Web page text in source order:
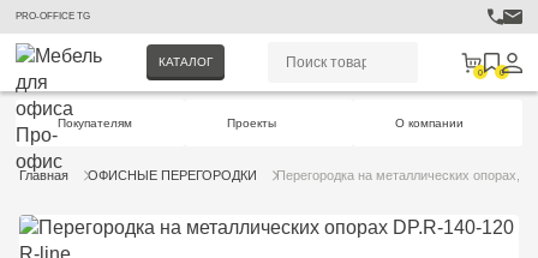
PRO-OFFICE TG
КАТАЛОГ
0 0
Покупателям Проекты О компании
Главная ОФИСНЫЕ ПЕРЕГОРОДКИ Перегородка на металлических опорах,